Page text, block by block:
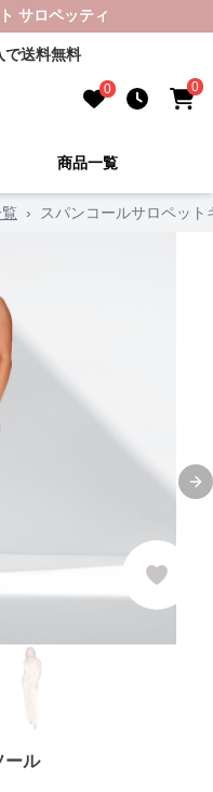
サロペッティ
で送料無料
0 0
商品一覧
› スパンコールサロペット
ール